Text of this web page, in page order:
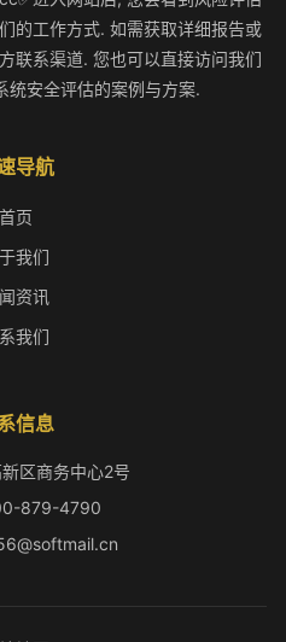
的工作方式. 如需获取详细报告或
联系渠道. 您也可以直接访问我们
统安全评估的案例与方案.
导航
首页
我们
资讯
我们
信息
区商务中心2号
879-4790